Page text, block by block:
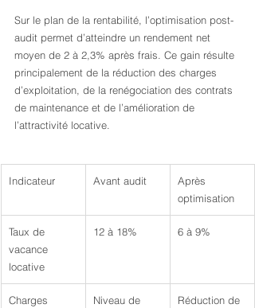
Sur le plan de la rentabilité, l’optimisation post-
audit permet d’atteindre un rendement net
moyen de 2 à 2,3% après frais. Ce gain résulte
principalement de la réduction des charges
d’exploitation, de la renégociation des contrats
de maintenance et de l’amélioration de
l’attractivité locative.
Indicateur Avant audit
Après
optimisation
Taux de
vacance
locative
12 à 18% 6 à 9%
Charges
Niveau de
Réduction de